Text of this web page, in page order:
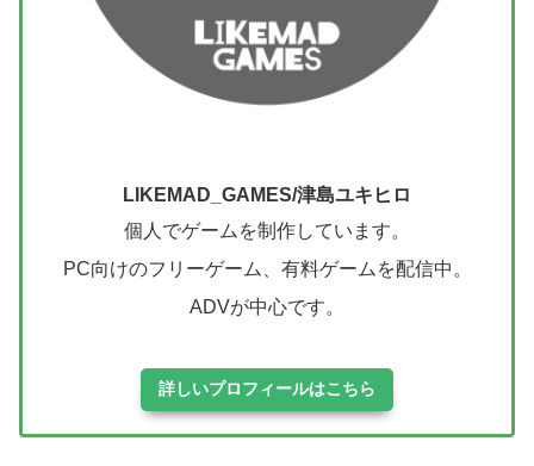
LIKEMAD_GAMES/津島ユキヒロ
個人でゲームを制作しています。
PC向けのフリーゲーム、有料ゲームを配信中。
ADVが中心です。
詳しいプロフィールはこちら